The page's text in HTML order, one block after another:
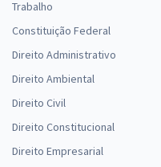
Trabalho
Constituição Federal
Direito Administrativo
Direito Ambiental
Direito Civil
Direito Constitucional
Direito Empresarial